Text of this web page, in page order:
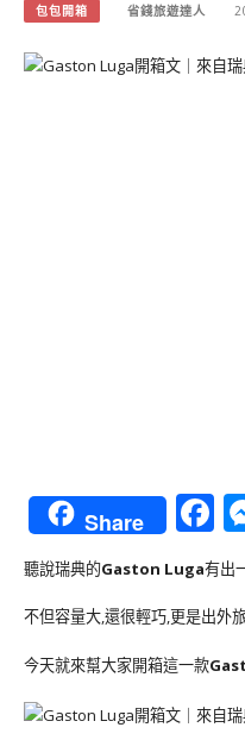
包包開箱 省錢旅遊達人
Share
聽說瑞典的Gaston Luga有出
不但容量大,還很輕巧,更是出外
今天就來幫大家開箱這一款